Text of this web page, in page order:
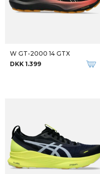
DKK 999
-25%
DKK 1.499